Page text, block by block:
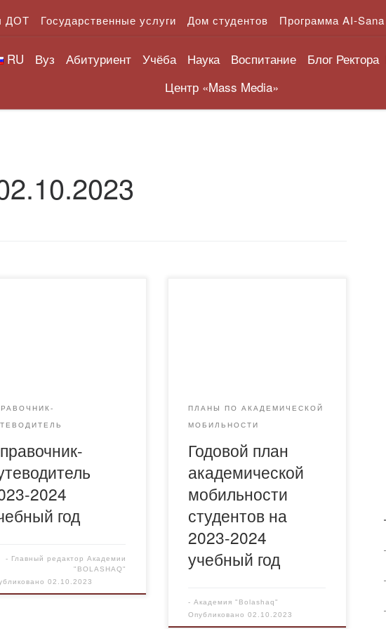
ДОТ Государственные услуги Дом студентов Программа AI-Sana
RU Вуз Абитуриент Учёба Наука Воспитание Блог Ректора
Центр «Mass Media»
2024
год
- Главный редактор Академии
"BOLASHAQ"
02.10.2023
ПЛАНЫ ПО АКАДЕМИЧЕСКОЙ
МОБИЛЬНОСТИ
Годовой план
академической
мобильности
студентов на
2023-2024
учебный год
-Академия "Bolashaq"
Опубликовано02.10.2023